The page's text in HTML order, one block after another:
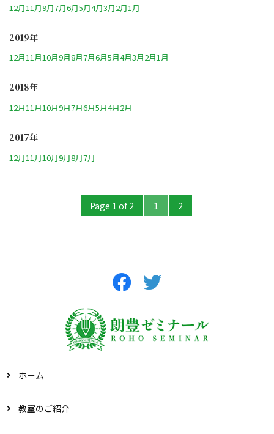
12月11月9月7月6月5月4月3月2月1月
2019年
12月11月10月9月8月7月6月5月4月3月2月1月
2018年
12月11月10月9月7月6月5月4月2月
2017年
12月11月10月9月8月7月
Page 1 of 2 1 2
ホーム
教室のご紹介